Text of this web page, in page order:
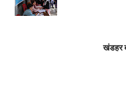
खंडहर